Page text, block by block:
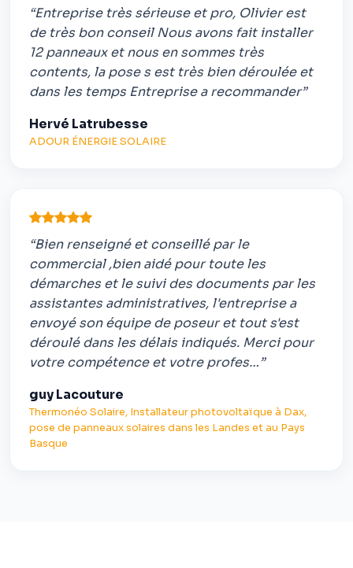
“Entreprise très sérieuse et pro, Olivier est
de très bon conseil Nous avons fait installer
12 panneaux et nous en sommes très
contents, la pose s est très bien déroulée et
dans les temps Entreprise a recommander”
Hervé Latrubesse
ADOUR ÉNERGIE SOLAIRE
“Bien renseigné et conseillé par le
commercial ,bien aidé pour toute les
démarches et le suivi des documents par les
assistantes administratives, l'entreprise a
envoyé son équipe de poseur et tout s'est
déroulé dans les délais indiqués. Merci pour
votre compétence et votre profes…”
guy Lacouture
Thermonéo Solaire, Installateur photovoltaïque à Dax,
pose de panneaux solaires dans les Landes et au Pays
Basque